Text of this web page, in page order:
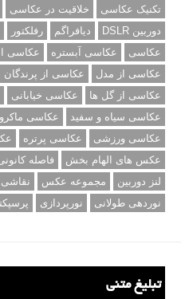
تکنیک عکاسی
خلاقیت در عکاسی
دوربین DSLR
دیافراگم رفلکتور
عکاسی
عکاسی آبستره
عکاسی
عکاسی از مدل
عکاسی از پرندگان
عکاسی از گل ها
عکاسی خیابانی
عکاسی سیاه و سفید
عکاسی ماکرو
عکاسی ورزشی
عکاسی پرتره
عکس های الهام بخش
فاصله
لنز دوربین
مجموعه عکس نقاشی
نوردهی طولانی
نورپردازی
تبلیغ متنی